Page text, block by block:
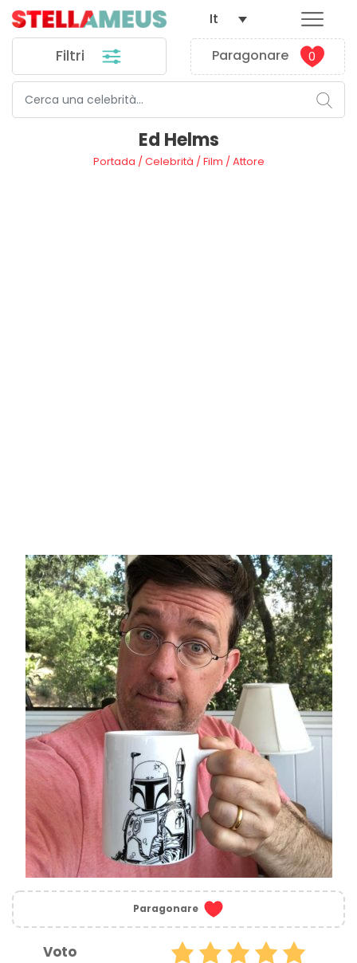
Filtri Paragonare 0
It
Ed Helms
Portada /Celebrità /Film /Attore
Paragonare
Voto